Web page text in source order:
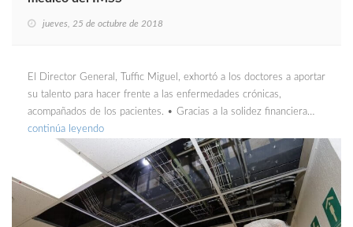
jueves, 25 de octubre de 2018
El Director General, Tuffic Miguel, exhortó a los doctores a aportar
su talento para hacer frente a las enfermedades crónicas,
acompañados de los pacientes. • Gracias a la solidez financiera…
continúa leyendo